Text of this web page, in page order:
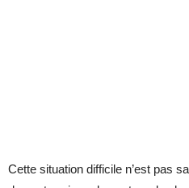
Cette situation difficile n’est pas